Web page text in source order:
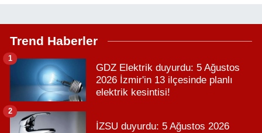
Trend Haberler
GDZ Elektrik duyurdu: 5 Ağustos
2026 İzmir'in 13 ilçesinde planlı
elektrik kesintisi!
1
İZSU duyurdu: 5 Ağustos 2026
2